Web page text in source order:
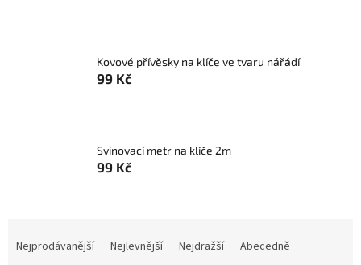
Kovové přívěsky na klíče ve tvaru nářádí
99 Kč
Svinovací metr na klíče 2m
99 Kč
Nejprodávanější Nejlevnější Nejdražší Abecedně